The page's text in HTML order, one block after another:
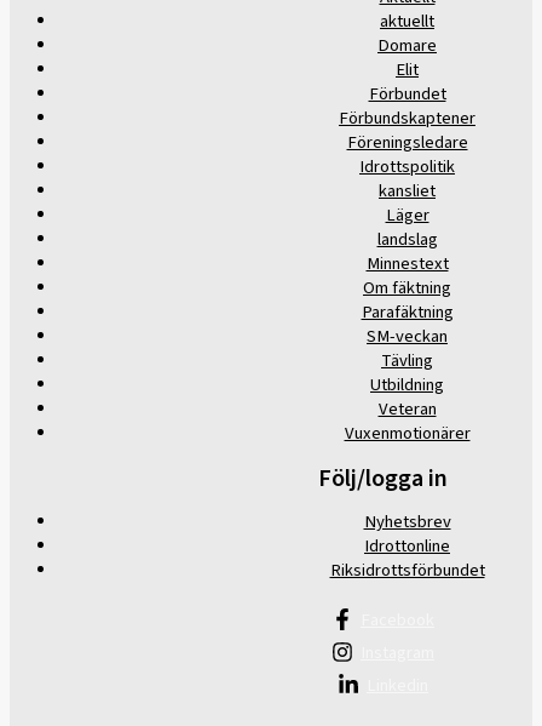
aktuellt
Domare
Elit
Förbundet
Förbundskaptener
Föreningsledare
Idrottspolitik
kansliet
Läger
landslag
Minnestext
Om fäktning
Parafäktning
SM-veckan
Tävling
Utbildning
Veteran
Vuxenmotionärer
Följ/logga in
Nyhetsbrev
Idrottonline
Riksidrottsförbundet